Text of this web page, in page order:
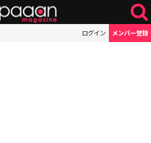
ログイン メンバー登録